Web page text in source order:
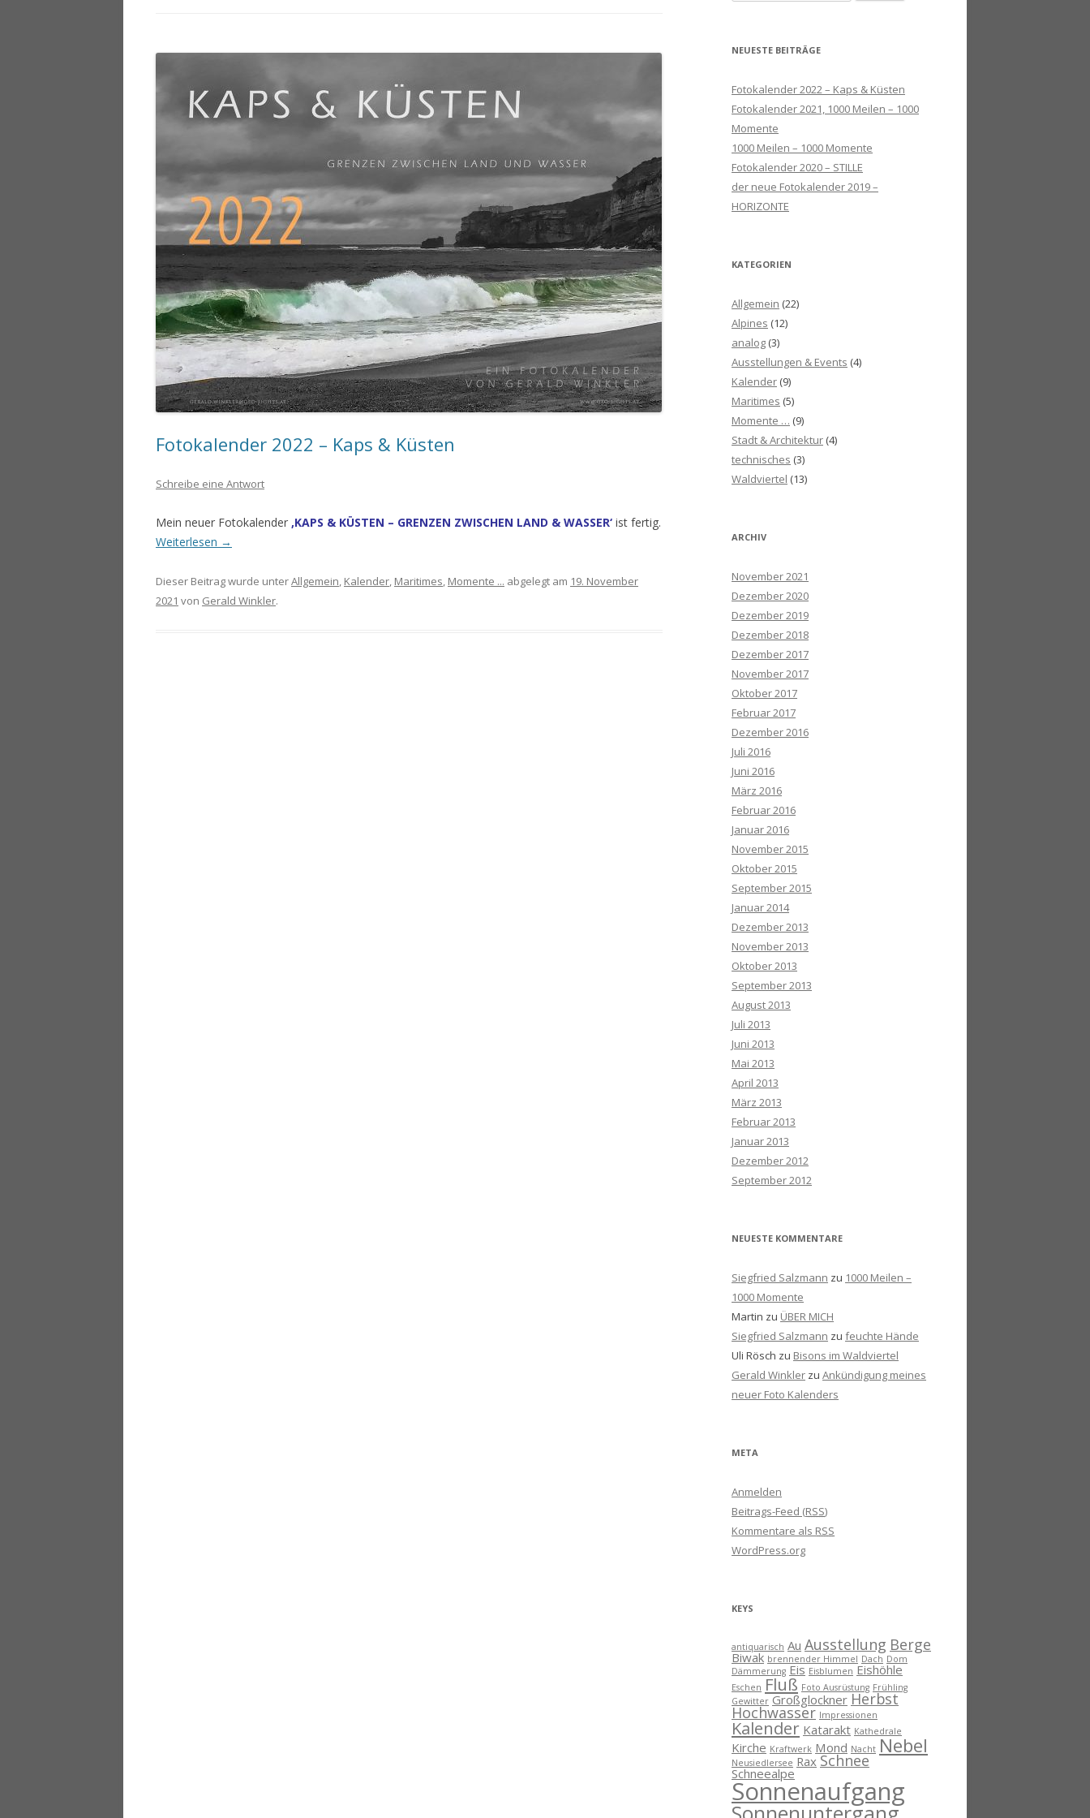
Fotokalender 2022 – Kaps & Küsten
Schreibe eine Antwort
Mein neuer Fotokalender ‚KAPS & KÜSTEN – GRENZEN ZWISCHEN LAND & WASSER‘ ist fertig.
Weiterlesen →
Dieser Beitrag wurde unterAllgemein, Kalender, Maritimes, Momente ... abgelegt am 19. November
2021 von Gerald Winkler.
u
h
n
n
a
c
h
NEUESTE BEITRÄGE
Fotokalender 2022 – Kaps & Küsten
Fotokalender 2021, 1000 Meilen – 1000
Momente
1000 Meilen – 1000 Momente
Fotokalender 2020 – STILLE
der neue Fotokalender 2019 –
HORIZONTE
KATEGORIEN
Allgemein (22)
Alpines (12)
analog (3)
Ausstellungen & Events (4)
Kalender (9)
Maritimes (5)
Momente … (9)
Stadt & Architektur (4)
technisches (3)
Waldviertel (13)
ARCHIV
November 2021
Dezember 2020
Dezember 2019
Dezember 2018
Dezember 2017
November 2017
Oktober 2017
Februar 2017
Dezember 2016
Juli 2016
Juni 2016
März 2016
Februar 2016
Januar 2016
November 2015
Oktober 2015
September 2015
Januar 2014
Dezember 2013
November 2013
Oktober 2013
September 2013
August 2013
Juli 2013
Juni 2013
Mai 2013
April 2013
März 2013
Februar 2013
Januar 2013
Dezember 2012
September 2012
NEUESTE KOMMENTARE
Siegfried Salzmann zu 1000 Meilen –
1000 Momente
Martin zu ÜBER MICH
Siegfried Salzmann zu feuchte Hände
Uli Rösch zu Bisons im Waldviertel
Gerald Winkler zu Ankündigung meines
neuer Foto Kalenders
META
Anmelden
Beitrags-Feed (RSS)
Kommentare als RSS
WordPress.org
KEYS
antiquarisch Au Ausstellung Berge
Biwak brennender Himmel Dach Dom
Dämmerung Eis Eisblumen Eishöhle
Eschen Fluß Foto Ausrüstung Frühling
Gewitter Großglockner Herbst
Hochwasser Impressionen
Kalender Katarakt Kathedrale
Kirche Kraftwerk Mond Nacht Nebel
Neusiedlersee Rax Schnee
Schneealpe
Sonnenaufgang